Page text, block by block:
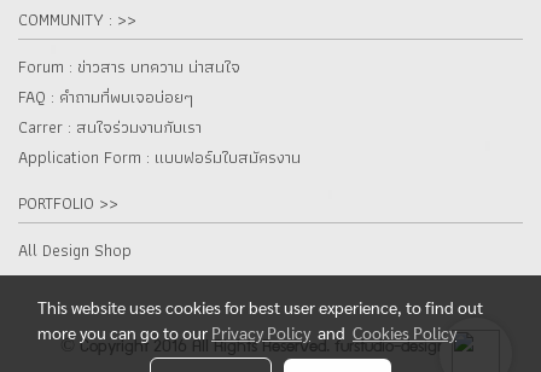
COMMUNITY : >>
Forum : ข่าวสาร บทความ น่าสนใจ
FAQ : คำถามที่พบเจอบ่อยๆ
Carrer : สนใจร่วมงานกับเรา
Application Form : แบบฟอร์มใบสมัครงาน
PORTFOLIO >>
All Design Shop
© Copyright 2016 All Rights Reserved. furstudio-design.com
This website uses cookies for best user experience, to find out
more you can go to our Privacy Policy and Cookies Policy